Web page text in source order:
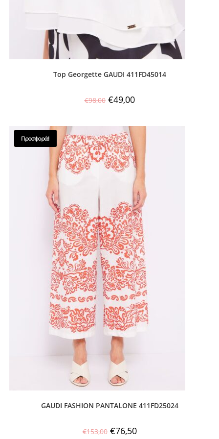
Top Georgette GAUDI 411FD45014
€98,00 €49,00
SALES !
Προσφορά!
GAUDI FASHION PANTALONE 411FD25024
€153,00 €76,50